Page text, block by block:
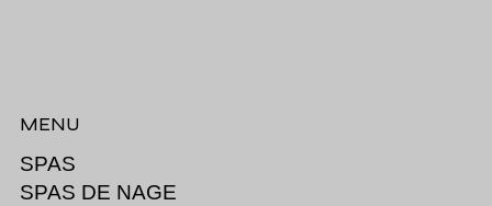
MENU
SPAS
SPAS DE NAGE